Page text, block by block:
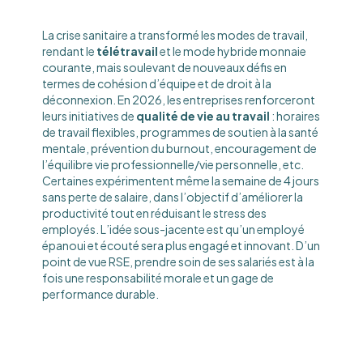
La crise sanitaire a transformé les modes de travail,
rendant le télétravailet le mode hybride monnaie
courante, mais soulevant de nouveaux défis en
termes de cohésion d’équipe et de droit à la
déconnexion. En 2026, les entreprises renforceront
leurs initiatives de qualité de vie au travail : horaires
de travail flexibles, programmes de soutien à la santé
mentale, prévention du burnout, encouragement de
l’équilibre vie professionnelle/vie personnelle, etc.
Certaines expérimentent même la semaine de 4 jours
sans perte de salaire, dans l’objectif d’améliorer la
productivité tout en réduisant le stress des
employés. L’idée sous-jacente est qu’un employé
épanoui et écouté sera plus engagé et innovant. D’un
point de vue RSE, prendre soin de ses salariés est à la
fois une responsabilité morale et un gage de
performance durable.